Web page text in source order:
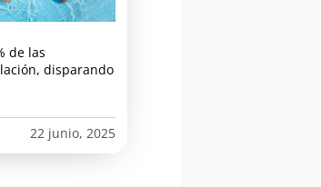
de las
disparando
22 junio, 2025